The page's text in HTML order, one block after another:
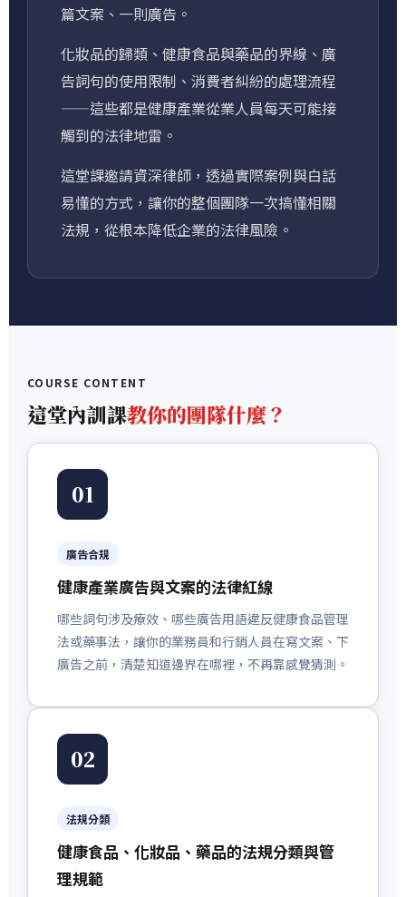
篇文案、一則廣告。
化妝品的歸類、健康食品與藥品的界線、廣
告詞句的使用限制、消費者糾紛的處理流程
——這些都是健康產業從業人員每天可能接
觸到的法律地雷。
這堂課邀請資深律師，透過實際案例與白話
易懂的方式，讓你的整個團隊一次搞懂相關
法規，從根本降低企業的法律風險。
COURSE CONTENT
這堂內訓課教你的團隊什麼？
01
廣告合規
健康產業廣告與文案的法律紅線
哪些詞句涉及療效、哪些廣告用語違反健康食品管理
法或藥事法，讓你的業務員和行銷人員在寫文案、下
廣告之前，清楚知道邊界在哪裡，不再靠感覺猜測。
02
法規分類
健康食品、化妝品、藥品的法規分類與管
理規範